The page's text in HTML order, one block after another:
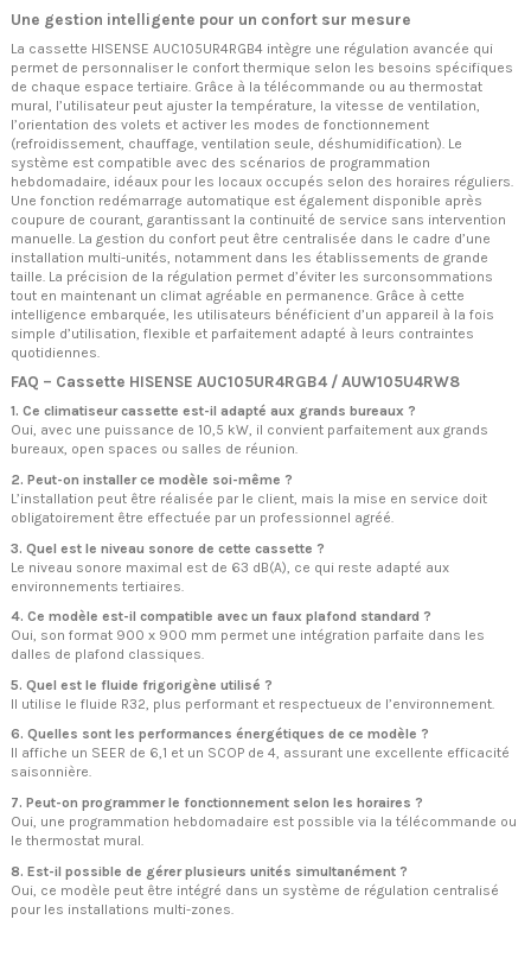
Une gestion intelligente pour un confort sur mesure
La cassette HISENSE AUC105UR4RGB4 intègre une régulation avancée qui
permet de personnaliser le confort thermique selon les besoins spécifiques
de chaque espace tertiaire. Grâce à la télécommande ou au thermostat
mural, l’utilisateur peut ajuster la température, la vitesse de ventilation,
l’orientation des volets et activer les modes de fonctionnement
(refroidissement, chauffage, ventilation seule, déshumidification). Le
système est compatible avec des scénarios de programmation
hebdomadaire, idéaux pour les locaux occupés selon des horaires réguliers.
Une fonction redémarrage automatique est également disponible après
coupure de courant, garantissant la continuité de service sans intervention
manuelle. La gestion du confort peut être centralisée dans le cadre d’une
installation multi-unités, notamment dans les établissements de grande
taille. La précision de la régulation permet d’éviter les surconsommations
tout en maintenant un climat agréable en permanence. Grâce à cette
intelligence embarquée, les utilisateurs bénéficient d’un appareil à la fois
simple d’utilisation, flexible et parfaitement adapté à leurs contraintes
quotidiennes.
FAQ – Cassette HISENSE AUC105UR4RGB4 / AUW105U4RW8
1. Ce climatiseur cassette est-il adapté aux grands bureaux ?
Oui, avec une puissance de 10,5 kW, il convient parfaitement aux grands
bureaux, open spaces ou salles de réunion.
2. Peut-on installer ce modèle soi-même ?
L’installation peut être réalisée par le client, mais la mise en service doit
obligatoirement être effectuée par un professionnel agréé.
3. Quel est le niveau sonore de cette cassette ?
Le niveau sonore maximal est de 63 dB(A), ce qui reste adapté aux
environnements tertiaires.
4. Ce modèle est-il compatible avec un faux plafond standard ?
Oui, son format 900 x 900 mm permet une intégration parfaite dans les
dalles de plafond classiques.
5. Quel est le fluide frigorigène utilisé ?
Il utilise le fluide R32, plus performant et respectueux de l’environnement.
6. Quelles sont les performances énergétiques de ce modèle ?
Il affiche un SEER de 6,1 et un SCOP de 4, assurant une excellente efficacité
saisonnière.
7. Peut-on programmer le fonctionnement selon les horaires ?
Oui, une programmation hebdomadaire est possible via la télécommande ou
le thermostat mural.
8. Est-il possible de gérer plusieurs unités simultanément ?
Oui, ce modèle peut être intégré dans un système de régulation centralisé
pour les installations multi-zones.